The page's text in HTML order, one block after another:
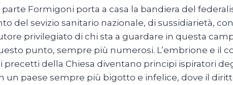
Formigoni porta a casa la bandiera del
del sevizio sanitario nazionale, di sussidiarietà,
privilegiato di chi sta a guardare in questa
punto, sempre più numerosi. L’embrione e il
precetti della Chiesa diventano principi ispiratori
un paese sempre più bigotto e infelice, dove il